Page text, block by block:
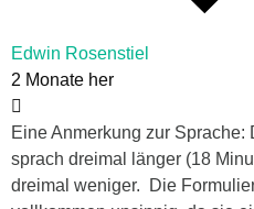
Edwin Rosenstiel
2 Monate her
Eine Anmerkung zur Sprache:
sprach dreimal länger (18
dreimal weniger. Die